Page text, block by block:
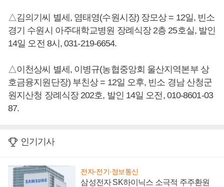
△김의기씨 별세, 염태영(수원시장) 장모상 = 12일, 빈소
경기 수원시 아주대학교병원 장례식장 2층 25호실, 발인
14일 오전 8시, 031-219-6654.
△이천상씨 별세, 이병규(농협중앙회 울산지역본부 상
호금융지원단장) 부친상 = 12일 오후, 빈소 경남 산청군
원지산청 장례식장 202호, 발인 14일 오전, 010-8601-03
87.
인기기사
전자·전기·정보통신
삼성전자 SK하이닉스 소극적 주주환원